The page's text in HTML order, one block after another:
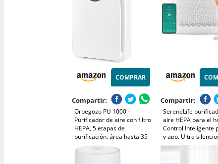
COMPRAR
Compartir:
Orbegozo PU 1000 -
Purificador de aire con filtro
HEPA, 5 etapas de
purificación, área hasta 35
m2, temporizador, panel
táctil, contra alérgenos y
Compartir:
SereneLife
aire HEPA para el
Control Inteligente
y app, Ultra
Elimina polvo, Pelo
mascotas y olores,
hasta 167 m²